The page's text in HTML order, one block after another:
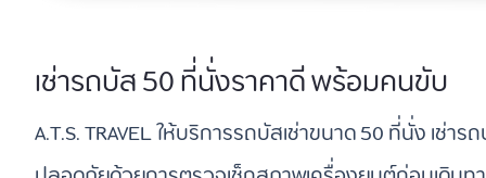
เช่ารถบัส 50 ที่นั่งราคาดี พร้อมคนขับ
A.T.S. TRAVEL ให้บริการรถบัสเช่าขนาด 50 ที่นั่ง เ